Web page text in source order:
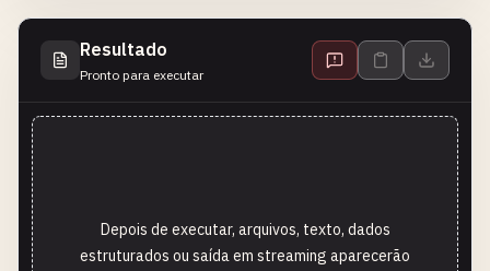
Resultado
Pronto para executar
Depois de executar, arquivos, texto, dados
estruturados ou saída em streaming aparecerão